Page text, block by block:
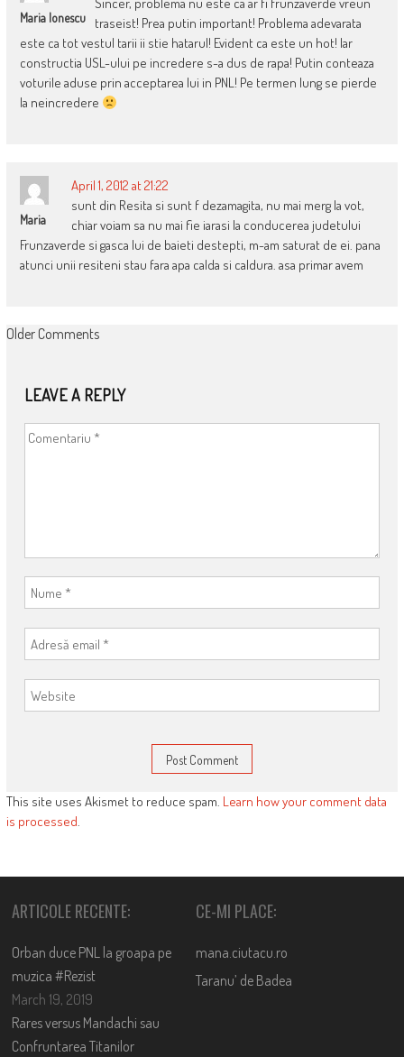
Maria Ionescu
traseist! Prea putin important! Problema adevarata
este ca tot vestul tarii ii stie hatarul! Evident ca este un hot! Iar
constructia USL-ului pe incredere s-a dus de rapa! Putin conteaza
voturile aduse prin acceptarea lui in PNL! Pe termen lung se pierde
la neincredere
Maria
April 1, 2012 at 21:22
sunt din Resita si sunt f dezamagita, nu mai merg la vot,
chiar voiam sa nu mai fie iarasi la conducerea judetului
Frunzaverde si gasca lui de baieti destepti, m-am saturat de ei. pana
atunci unii resiteni stau fara apa calda si caldura. asa primar avem
COMMENT
Older Comments
LEAVE A REPLY
This site uses Akismet to reduce spam. Learn how your comment data
is processed.
ARTICOLE RECENTE:
Orban duce PNL la groapa pe
muzica #Rezist
March 19, 2019
Rares versus Mandachi sau
Confruntarea Titanilor
CE-MI PLACE:
mana.ciutacu.ro
Taranu’ de Badea